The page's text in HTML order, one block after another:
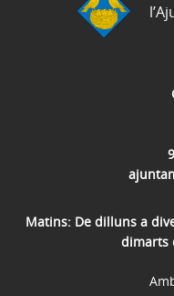
Matins: De dilluns a
dimarts